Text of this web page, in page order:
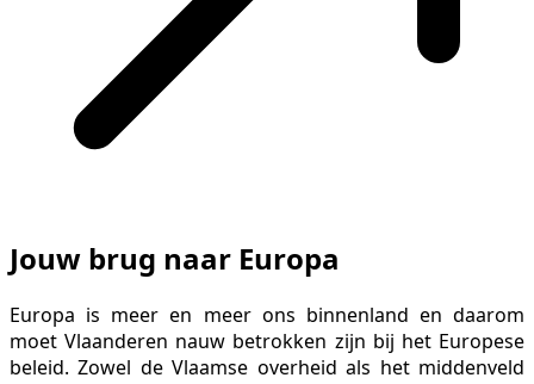
Jouw brug naar Europa
Europa is meer en meer ons binnenland en daarom
moet Vlaanderen nauw betrokken zijn bij het Europese
beleid. Zowel de Vlaamse overheid als het middenveld